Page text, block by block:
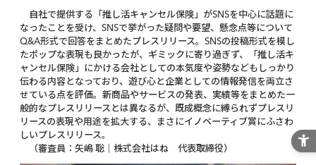
自社で提供する「推し活キャンセル保険」がSNSを中心に話題に
なったことを受け、SNSで挙がった疑問や要望、懸念点等について
Q&A形式で回答をまとめたプレスリリース。SNSの投稿形式を模し
たポップな表現も良かったが、ギミックに寄り過ぎず、「推し活キ
ャンセル保険」にかける会社としての本気度や姿勢などもしっかり
伝わる内容となっており、遊び心と企業としての情報発信を両立さ
せている点を評価。新商品やサービスの発表、実績等をまとめた一
般的なプレスリリースとは異なるが、既成概念に縛られずプレスリ
リースの表現や用途を拡大する、まさにイノベーティブ賞にふさわ
しいプレスリリース。
（審査員：矢嶋 聡｜株式会社はね 代表取締役）